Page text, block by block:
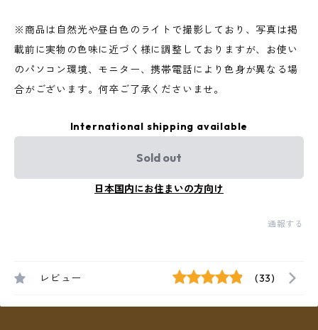
※商品は自然光や昼白色のライトで撮影しており、写真は掲
載前に実物の色味に近づく様に調整しておりますが、お使い
のパソコン環境、モニター、携帯電話により色身が異なる場
合がございます。何卒ご了承くださいませ。
International shipping available
Sold out
日本国内にお住まいの方向け
通報する
レビュー (33)